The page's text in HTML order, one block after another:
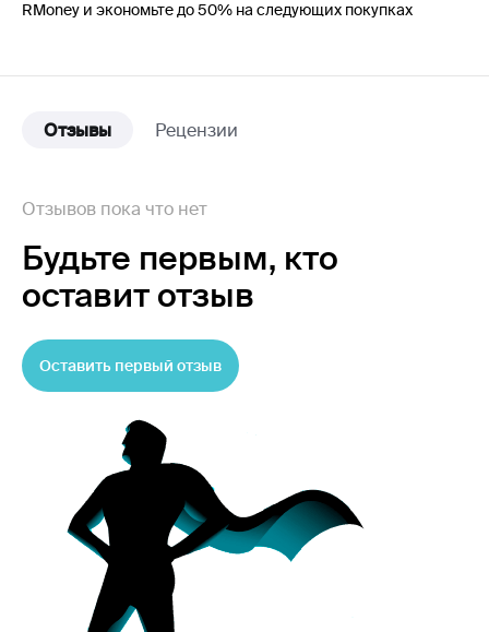
RMoney и экономьте до 50% на следующих покупках
Отзывы Рецензии
Отзывов пока что нет
Будьте первым, кто
оставит отзыв
Оставить первый отзыв